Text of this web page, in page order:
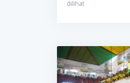
dilihat